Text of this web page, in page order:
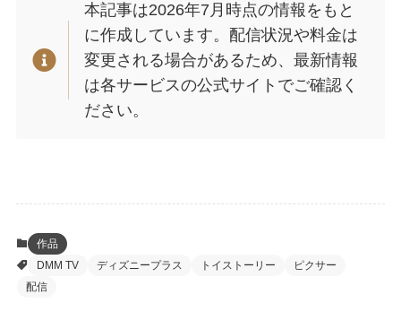
本記事は2026年7月時点の情報をもと
に作成しています。配信状況や料金は
変更される場合があるため、最新情報
は各サービスの公式サイトでご確認く
ださい。
作品
DMM TV
ディズニープラス トイストーリー
ピクサー
配信